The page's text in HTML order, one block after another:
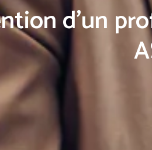
d'un